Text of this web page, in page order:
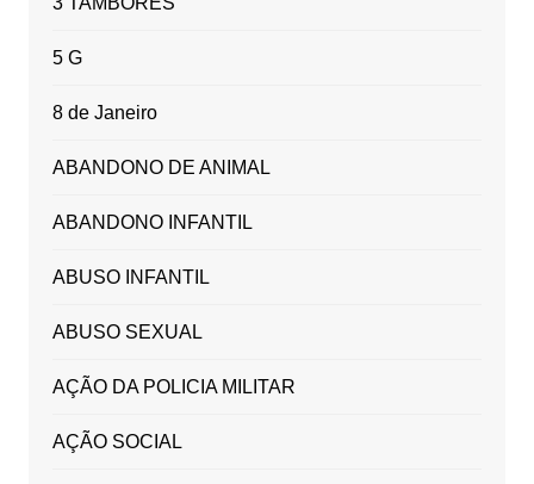
5 G
8 de Janeiro
ABANDONO DE ANIMAL
ABANDONO INFANTIL
ABUSO INFANTIL
ABUSO SEXUAL
AÇÃO DA POLICIA MILITAR
AÇÃO SOCIAL